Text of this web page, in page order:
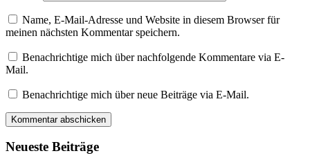
Name, E-Mail-Adresse und Website in diesem Browser für
meinen nächsten Kommentar speichern.
Benachrichtige mich über nachfolgende Kommentare via E-
Mail.
Benachrichtige mich über neue Beiträge via E-Mail.
Neueste Beiträge